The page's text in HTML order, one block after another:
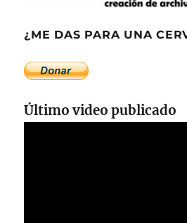
¿ME DAS PARA UNA
Último video publicado